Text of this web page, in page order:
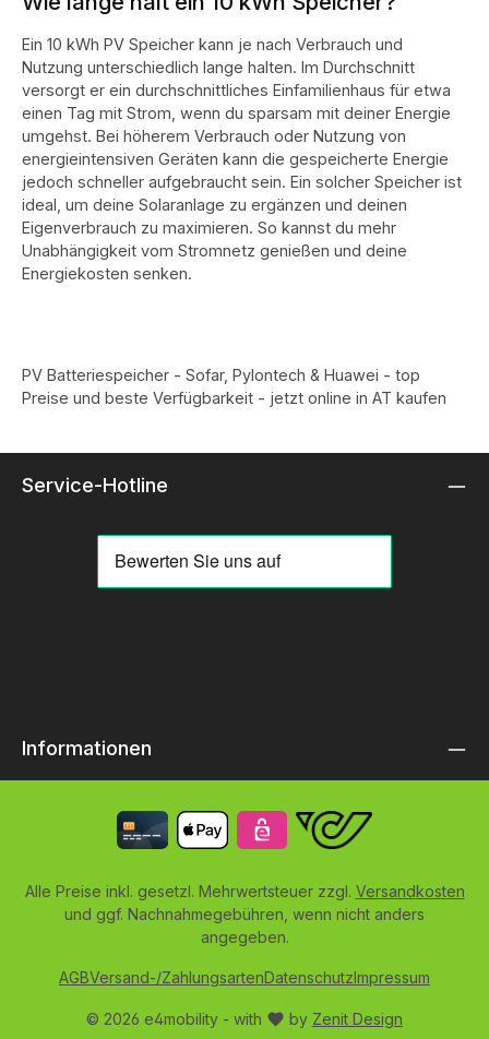
Ein 10 kWh PV Speicher kann je nach Verbrauch und
Nutzung unterschiedlich lange halten. Im Durchschnitt
versorgt er ein durchschnittliches Einfamilienhaus für etwa
einen Tag mit Strom, wenn du sparsam mit deiner Energie
umgehst. Bei höherem Verbrauch oder Nutzung von
energieintensiven Geräten kann die gespeicherte Energie
jedoch schneller aufgebraucht sein. Ein solcher Speicher ist
ideal, um deine Solaranlage zu ergänzen und deinen
Eigenverbrauch zu maximieren. So kannst du mehr
Unabhängigkeit vom Stromnetz genießen und deine
Energiekosten senken.
PV Batteriespeicher - Sofar, Pylontech & Huawei - top
Preise und beste Verfügbarkeit - jetzt online in AT kaufen
Service-Hotline
Informationen
Alle Preise inkl. gesetzl. Mehrwertsteuer zzgl. Versandkosten
und ggf. Nachnahmegebühren, wenn nicht anders
angegeben.
© 2026 e4mobility - with by Zenit Design
AGBVersand-/ZahlungsartenDatenschutzImpressum